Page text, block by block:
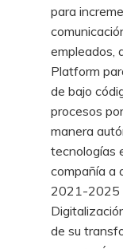
para
empleados,
Platform
de bajo
procesos
manera
tecnologías
compañía a
2021-2025
de su